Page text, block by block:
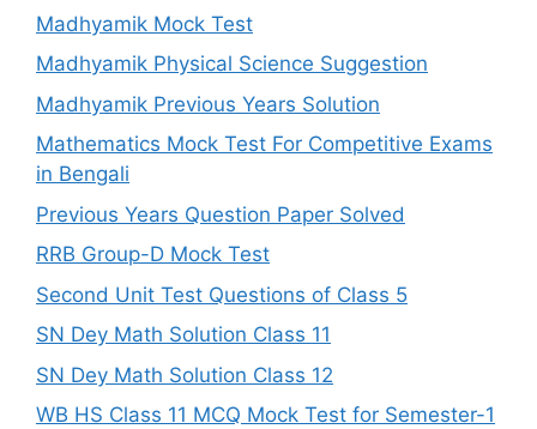
Madhyamik Mock Test
Madhyamik Physical Science Suggestion
Madhyamik Previous Years Solution
Mathematics Mock Test For Competitive Exams
in Bengali
Previous Years Question Paper Solved
RRB Group-D Mock Test
Second Unit Test Questions of Class 5
SN Dey Math Solution Class 11
SN Dey Math Solution Class 12
WB HS Class 11 MCQ Mock Test for Semester-1